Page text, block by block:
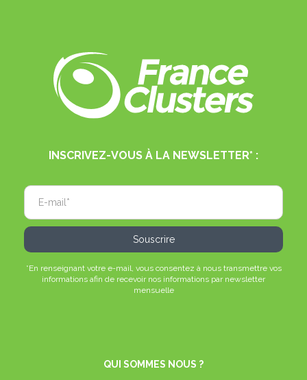
INSCRIVEZ-VOUS À LA NEWSLETTER* :
*En renseignant votre e-mail, vous consentez à nous transmettre vos
informations afin de recevoir nos informations par newsletter
mensuelle
QUI SOMMES NOUS ?